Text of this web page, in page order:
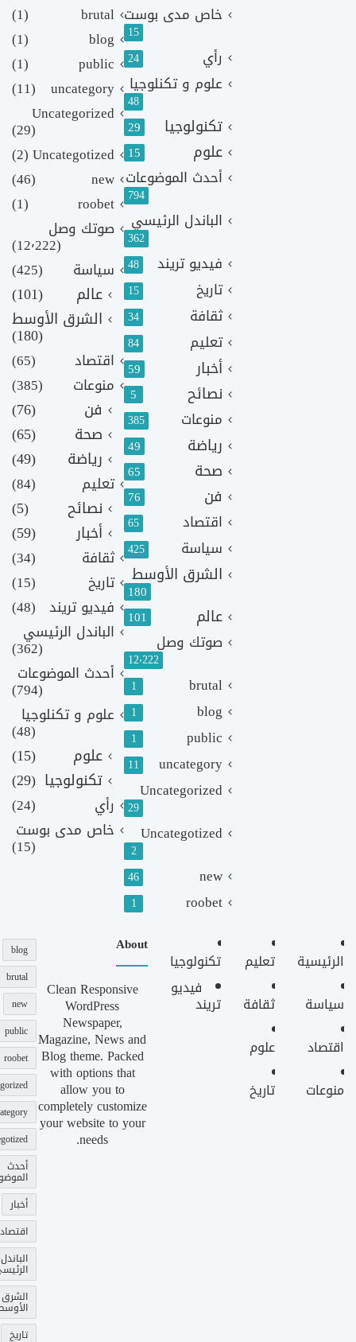
خاص مدى بوست
15
رأي 24
علوم و تكنلوجيا
48
تكنولوجيا 29
علوم 15
أحدث الموضوعات
794
الباندل الرئيسي
362
فيديو تريند 48
تاريخ 15
ثقافة 34
تعليم 84
أخبار 59
نصائح 5
منوعات 385
رياضة 49
صحة 65
فن 76
اقتصاد 65
سياسة 425
الشرق الأوسط
180
عالم 101
صوتك وصل
12٬222
brutal
1
blog
1
public
1
uncategory
11
Uncategorized
29
Uncategotized
2
new
46
roobet
1
brutal
(1)
blog
(1)
public
(1)
uncategory
(11)
Uncategorized
(29)
Uncategotized
(2)
new
(46)
roobet
(1)
صوتك وصل
(12٬222)
سياسة
(425)
عالم
(101)
الشرق الأوسط
(180)
اقتصاد
(65)
منوعات
(385)
فن
(76)
صحة
(65)
رياضة
(49)
تعليم (84)
نصائح
(5)
أخبار
(59)
ثقافة
(34)
تاريخ
(15)
فيديو تريند (48)
الباندل الرئيسي
(362)
أحدث الموضوعات
(794)
علوم و تكنلوجيا
(48)
علوم
(15)
تكنولوجيا (29)
رأي
(24)
خاص مدى بوست
(15)
الرئيسية
سياسة
اقتصاد
منوعات
تعليم
ثقافة
علوم
تاريخ
تكنولوجيا
فيديو
تريند
About
Clean Responsive
WordPress
Newspaper,
Magazine, News and
Blog theme. Packed
with options that
allow you to
completely customize
your website to your
needs.
blog
brutal
new
public
roobet
أحدث
أخبار
اقتصاد
الباندل
الشرق
تاريخ